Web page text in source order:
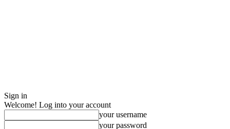
Sign in
Welcome! Log into your account
your username
your password